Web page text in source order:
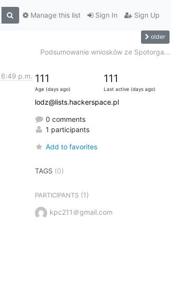
Sign In Sign Up
Manage this list
older
Podsumowanie wniosków ze Spotorga...
6:49 p.m. 111
Age (days ago)
111
Last active (days ago)
lodz@lists.hackerspace.pl
0 comments
1 participants
Add to favorites
TAGS (0)
PARTICIPANTS(1)
kpc211＠gmail.com